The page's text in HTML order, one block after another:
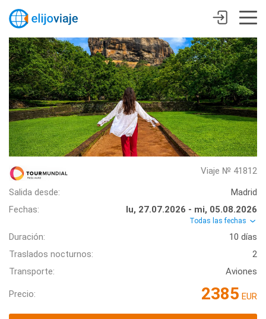
Viaje № 41812
Salida desde:
Madrid
Fechas:
lu, 27.07.2026 - mi, 05.08.2026
Todas las fechas
Duración:
10 días
Traslados nocturnos:
2
Transporte:
Aviones
Precio: 2385 EUR